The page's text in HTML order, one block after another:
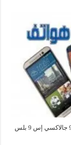
المصدر: البوابة العربية للاخبار التقنية جالاكسي إس 9 جالاكسي إس 9 بلس